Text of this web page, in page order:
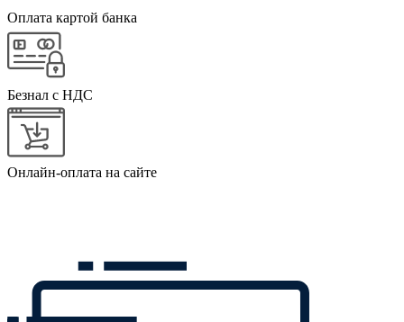
Оплата картой банка
Безнал с НДС
Онлайн-оплата на сайте